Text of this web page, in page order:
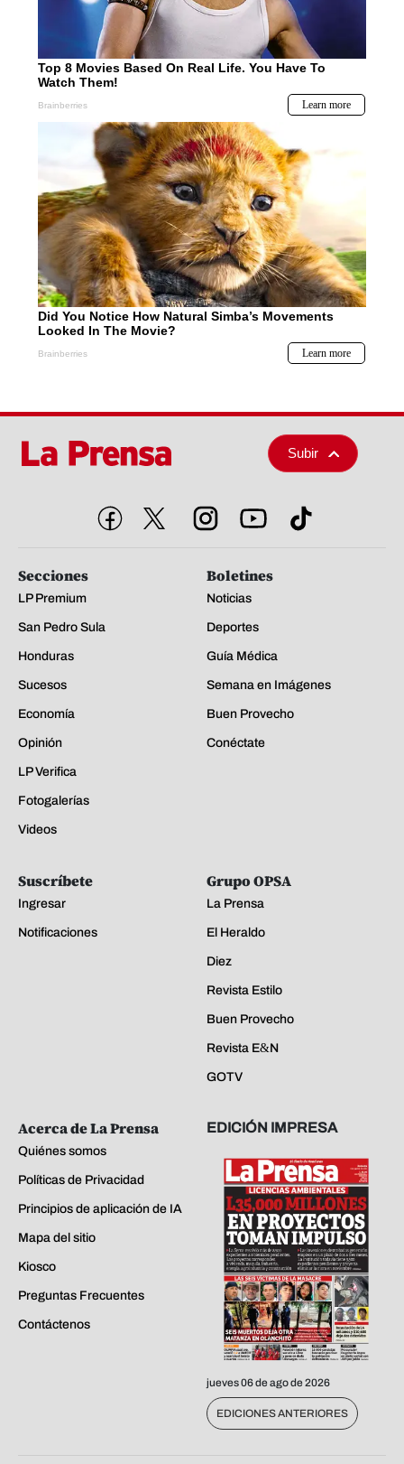
Subir
Secciones
LP Premium
San Pedro Sula
Honduras
Sucesos
Economía
Opinión
LP Verifica
Fotogalerías
Videos
Boletines
Noticias
Deportes
Guía Médica
Semana en Imágenes
Buen Provecho
Conéctate
Suscríbete
Ingresar
Notificaciones
Grupo OPSA
La Prensa
El Heraldo
Diez
Revista Estilo
Buen Provecho
Revista E&N
GOTV
Acerca de La Prensa
Quiénes somos
Políticas de Privacidad
Principios de aplicación de IA
Mapa del sitio
Kiosco
Preguntas Frecuentes
Contáctenos
EDICIÓN IMPRESA
jueves 06 de ago de 2026
EDICIONES ANTERIORES